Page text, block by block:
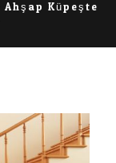
Ahşap Küpeşte